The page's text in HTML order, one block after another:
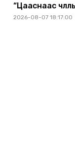
“Цааснаас
2026-08-07 18:17:00